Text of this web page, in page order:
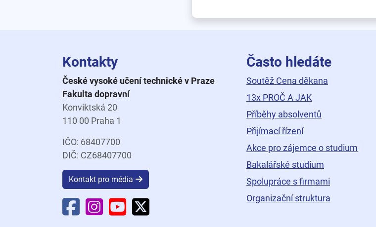
Kontakty
České vysoké učení technické v Praze
Fakulta dopravní
Konviktská 20
110 00 Praha 1
IČO: 68407700
DIČ: CZ68407700
Kontakt pro média
Facebook Fakulty dopravní
Instagram Fakulty dopravní
YouTube Fakulty dopravní
X Fakulty dopravní
Často hledáte
Soutěž Cena děkana
13x PROČ A JAK
Příběhy absolventů
Přijímací řízení
Akce pro zájemce o studium
Bakalářské studium
Spolupráce s firmami
Organizační struktura